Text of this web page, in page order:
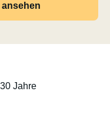
ansehen
Jahre